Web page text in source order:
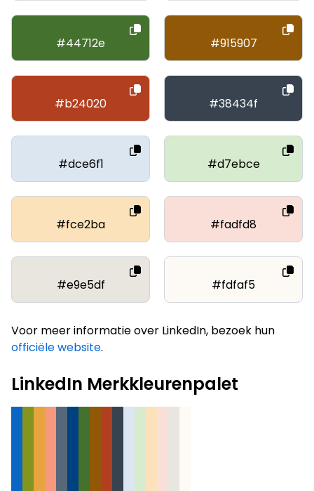
#44712e #915907
#b24020 #38434f
#dce6f1 #d7ebce
#fce2ba #fadfd8
#e9e5df #fdfaf5
Voor meer informatie over LinkedIn, bezoek hun
officiële website.
LinkedIn Merkkleurenpalet